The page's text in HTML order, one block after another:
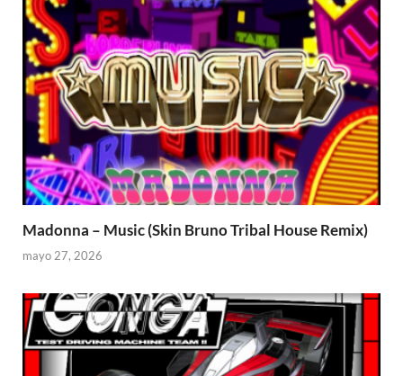
Madonna – Music (Skin Bruno Tribal House Remix)
mayo 27, 2026